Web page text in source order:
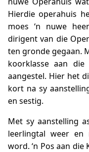
Hierdie operahuis
moes ‘n nuwe
dirigent van die
ten gronde gegaan.
koorklasse aan die
aangestel. Hier het
kort na sy
en sestig.
Met sy aanstelling
leerlingtal weer en
word. ‘n Pos aan